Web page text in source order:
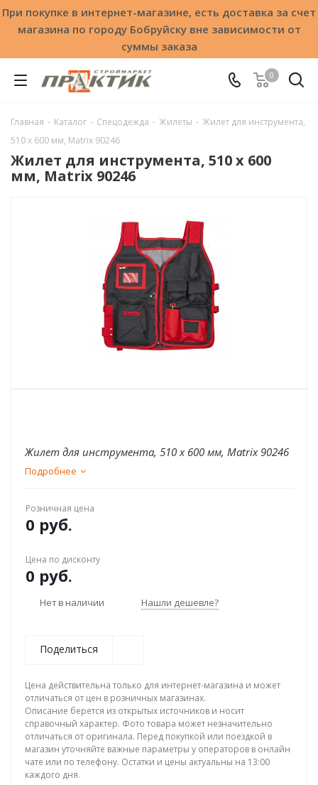
При покупке в интернет-магазине, есть доставка за счет
магазина по городу Бобруйску вне зависимости от
суммы заказа
0
Главная - Каталог - Спецодежда - Жилеты - Жилет для инструмента,
510 х 600 мм, Matrix 90246
Жилет для инструмента, 510 х 600
мм, Matrix 90246
Жилет для инструмента, 510 х 600 мм, Matrix 90246
Подробнее
Розничная цена
0 руб.
Цена по дисконту
0 руб.
Нет в наличии Нашли дешевле?
Поделиться
Цена действительна только для интернет-магазина и может
отличаться от цен в розничных магазинах.
Описание берется из открытых источников и носит
справочный характер. Фото товара может незначительно
отличаться от оригинала. Перед покупкой или поездкой в
магазин уточняйте важные параметры у операторов в онлайн
чате или по телефону. Остатки и цены актуальны на 13:00
каждого дня.